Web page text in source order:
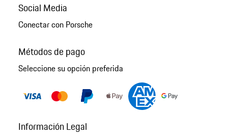
Social Media
Conectar con Porsche
Métodos de pago
Seleccione su opción preferida
Información Legal